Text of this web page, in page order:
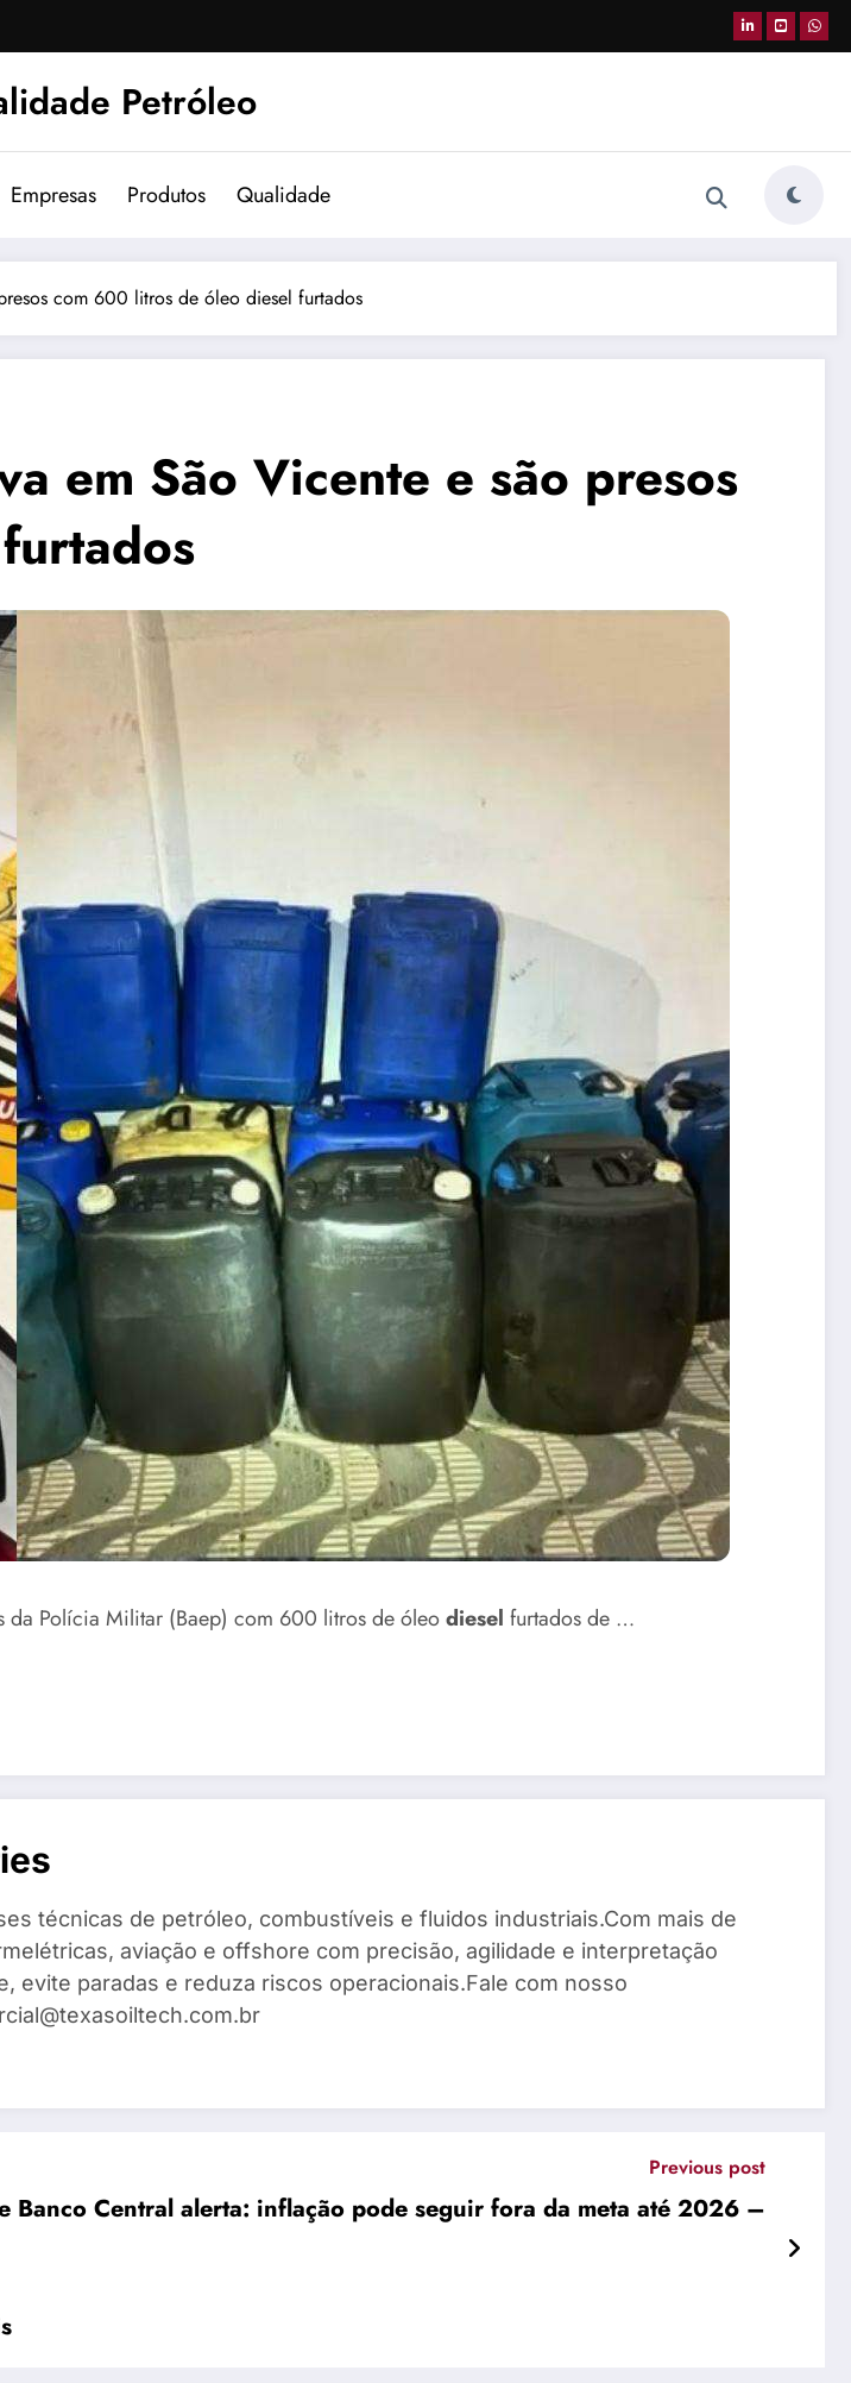
Petróleo
Empresas Produtos Qualidade
com 600 litros de óleo diesel furtados
em São Vicente e são presos
da Polícia Militar (Baep) com 600 litros de óleodiesel furtados de …
técnicas de petróleo, combustíveis e fluidos industriais.Com mais de
aviação e offshore com precisão, agilidade e interpretação
evite paradas e reduza riscos operacionais.Fale com nosso
Previous post
Banco Central alerta: inflação pode seguir fora da meta até 2026 –